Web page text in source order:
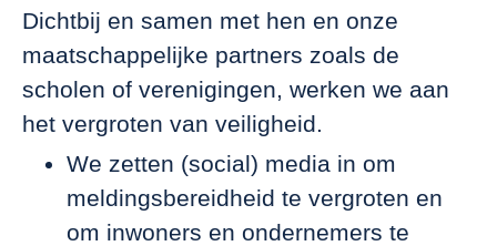
Dichtbij en samen met hen en onze
maatschappelijke partners zoals de
scholen of verenigingen, werken we aan
het vergroten van veiligheid.
We zetten (social) media in om
meldingsbereidheid te vergroten en
om inwoners en ondernemers te